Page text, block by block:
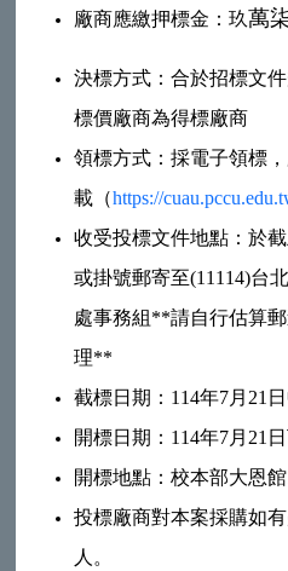
廠商應繳押標金：玖萬
決標方式：合於招標文
標價廠商為得標廠商
領標方式：採電子領標
載（https://
收受投標文件地點：於
或掛號郵寄至(11114)台
處事務組**請自行估算
理**
截標日期：114年7月21
開標日期：114年7月21
開標地點：校本部大恩
投標廠商對本案採購如
人。